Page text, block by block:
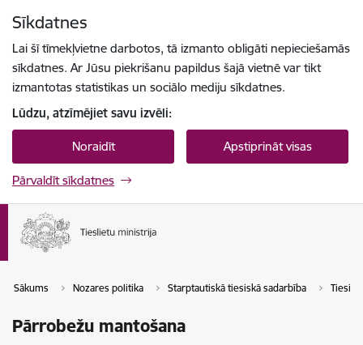
Sīkdatnes
Lai šī tīmekļvietne darbotos, tā izmanto obligāti nepieciešamās
sīkdatnes. Ar Jūsu piekrišanu papildus šajā vietnē var tikt
izmantotas statistikas un sociālo mediju sīkdatnes.
Lūdzu, atzīmējiet savu izvēli:
Noraidīt Apstiprināt visas
Pārvaldīt sīkdatnes
Sākums Nozares politika Starptautiskā tiesiskā sadarbība
Pārrobežu mantošana